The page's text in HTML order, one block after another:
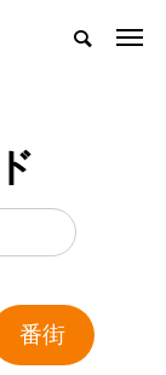
番街